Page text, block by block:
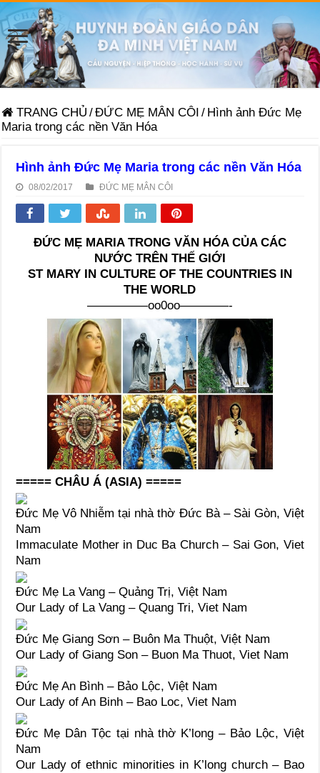
TRANG CHỦ /ĐỨC MẸ MÂN CÔI / Hình ảnh Đức Mẹ
Maria trong các nền Văn Hóa
Hình ảnh Đức Mẹ Maria trong các nền Văn Hóa
08/02/2017 ĐỨC MẸ MÂN CÔI
ĐỨC MẸ MARIA TRONG VĂN HÓA CỦA CÁC
NƯỚC TRÊN THẾ GIỚI
ST MARY IN CULTURE OF THE COUNTRIES IN
THE WORLD
—————oo0oo————-
===== CHÂU Á (ASIA) =====
Đức Mẹ Vô Nhiễm tại nhà thờ Đức Bà – Sài Gòn, Việt
Nam
Immaculate Mother in Duc Ba Church – Sai Gon, Viet
Nam
Đức Mẹ La Vang – Quảng Trị, Việt Nam
Our Lady of La Vang – Quang Tri, Viet Nam
Đức Mẹ Giang Sơn – Buôn Ma Thuột, Việt Nam
Our Lady of Giang Son – Buon Ma Thuot, Viet Nam
Đức Mẹ An Bình – Bảo Lộc, Việt Nam
Our Lady of An Binh – Bao Loc, Viet Nam
Đức Mẹ Dân Tộc tại nhà thờ K’long – Bảo Lộc, Việt
Nam
Our Lady of ethnic minorities in K’long church – Bao